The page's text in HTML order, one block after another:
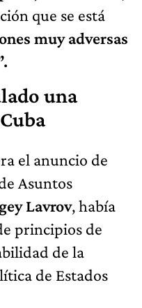
que se está
muy adversas
una
el anuncio de
Asuntos
Lavrov, había
principios de
de la
de Estados